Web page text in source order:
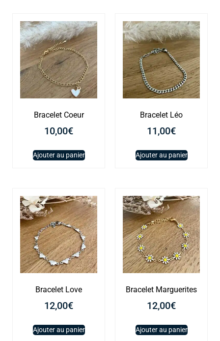
Bracelet Coeur
10,00€
Ajouter au panier
Bracelet Léo
11,00€
Ajouter au panier
Bracelet Love
12,00€
Ajouter au panier
Bracelet Marguerites
12,00€
Ajouter au panier